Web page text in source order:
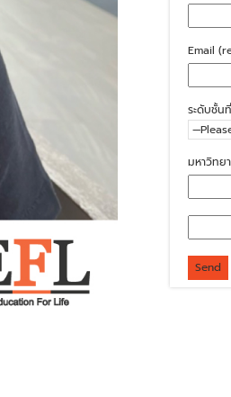
Email
ระดับชั้น
มหาวิทย